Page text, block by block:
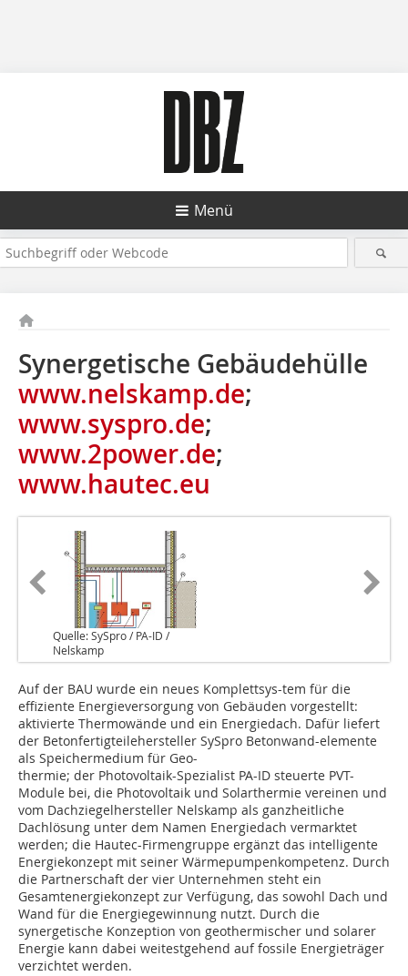
Menü
Synergetische Gebäudehülle
www.nelskamp.de;
www.syspro.de;
www.2power.de;
www.hautec.eu
Quelle: SySpro / PA-ID /
Nelskamp
Auf der BAU wurde ein neues Komplettsys-tem für die
effiziente Energieversorgung von Gebäuden vorgestellt:
aktivierte Thermowände und ein Energiedach. Dafür liefert
der Betonfertigteilehersteller SySpro Betonwand-elemente
als Speichermedium für Geo-
thermie; der Photovoltaik-Spezialist PA-ID steuerte PVT-
Module bei, die Photovoltaik und Solarthermie vereinen und
vom Dachziegelhersteller Nelskamp als ganzheitliche
Dachlösung unter dem Namen Energiedach vermarktet
werden; die Hautec-Firmengruppe ergänzt das intelligente
Energiekonzept mit seiner Wärmepumpenkompetenz. Durch
die Partnerschaft der vier Unternehmen steht ein
Gesamtenergiekonzept zur Verfügung, das sowohl Dach und
Wand für die Energiegewinnung nutzt. Durch die
synergetische Konzeption von geothermischer und solarer
Energie kann dabei weitestgehend auf fossile Energieträger
verzichtet werden.